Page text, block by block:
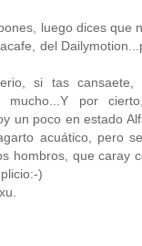
luego dices que
del
si tas
mucho...Y por
un poco en estado
acuático, pero
hombros, que caray
)